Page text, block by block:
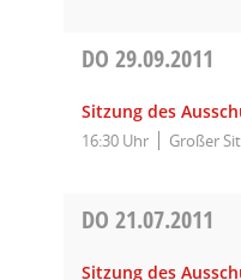
DO29.09.2011
Sitzung des
16:30 Uhr Großer
DO21.07.2011
Sitzung des